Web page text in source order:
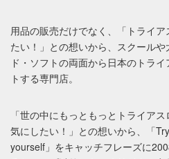
用品の販売だけでなく、「トライ
たい！」との想いから、スクール
ド・ソフトの両面から日本のトラ
トする専門店。
「世の中にもっともっとトライア
気にしたい！」との想いから、「
yourself」をキャッチフレーズに